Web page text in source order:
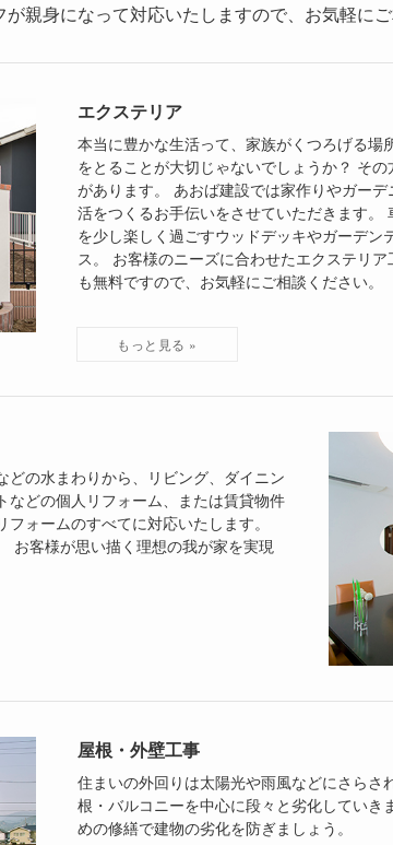
親身になって対応いたしますので、お気軽にご
エクステリア
本当に豊かな生活って、家族がくつろげる
をとることが大切じゃないでしょうか？ そ
があります。 あおば建設では家作りやガー
活をつくるお手伝いをさせていただきます
を少し楽しく過ごすウッドデッキやガーデ
ス。 お客様のニーズに合わせたエクステリ
も無料ですので、お気軽にご相談ください。
の水まわりから、リビング、ダイニン
などの個人リフォーム、または賃貸物件
ォームのすべてに対応いたします。
お客様が思い描く理想の我が家を実現
屋根・外壁工事
住まいの外回りは太陽光や雨風などにさら
根・バルコニーを中心に段々と劣化してい
めの修繕で建物の劣化を防ぎましょう。